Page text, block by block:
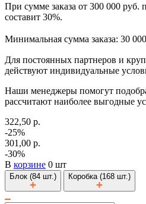
При сумме заказа от 300 000 руб.
составит 30%.
Минимальная сумма заказа: 30
Для постоянных партнеров и
действуют индивидуальные
Наши менеджеры помогут
рассчитают наиболее выгодные
322,50 р.
-25%
301,00 р.
-30%
В корзине 0 шт
Блок (84 шт.) Коробка (168 шт.)